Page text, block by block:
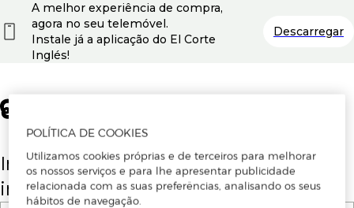
Insira o seu email para se registar ou
iniciar sessão.
A melhor experiência de compra,
agora no seu telemóvel.
Instale já a aplicação do El Corte
Inglés!
Descarregar
POLÍTICA DE COOKIES
Utilizamos cookies próprias e de terceiros para melhorar
os nossos serviços e para lhe apresentar publicidade
relacionada com as suas preferências, analisando os seus
hábitos de navegação.